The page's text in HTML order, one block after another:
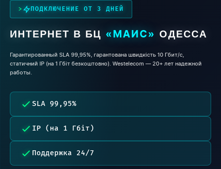
ПОДКЛЮЧЕНИЕ ОТ 3 ДНЕЙ
ИНТЕРНЕТ В БЦ «МАИС» ОДЕССА
Гарантированный SLA 99,95%, гарантована швидкість 10 Гбит/с,
статичний IP (на 1 Гбіт безкоштовно). Westelecom — 20+ лет надежной
работы.
SLA 99,95%
IP (на 1 Гбіт)
Поддержка 24/7
WESTELECOM
Онлайн-підтримка